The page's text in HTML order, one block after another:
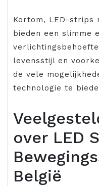
Kortom, LED-strips
bieden een slimme
levensstijl en
de vele
technologie te
over LED
België